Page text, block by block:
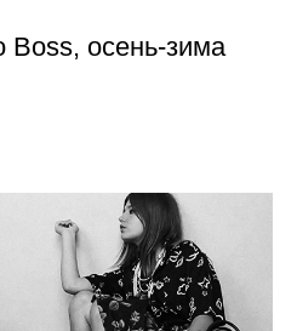
Boss, осень-зима